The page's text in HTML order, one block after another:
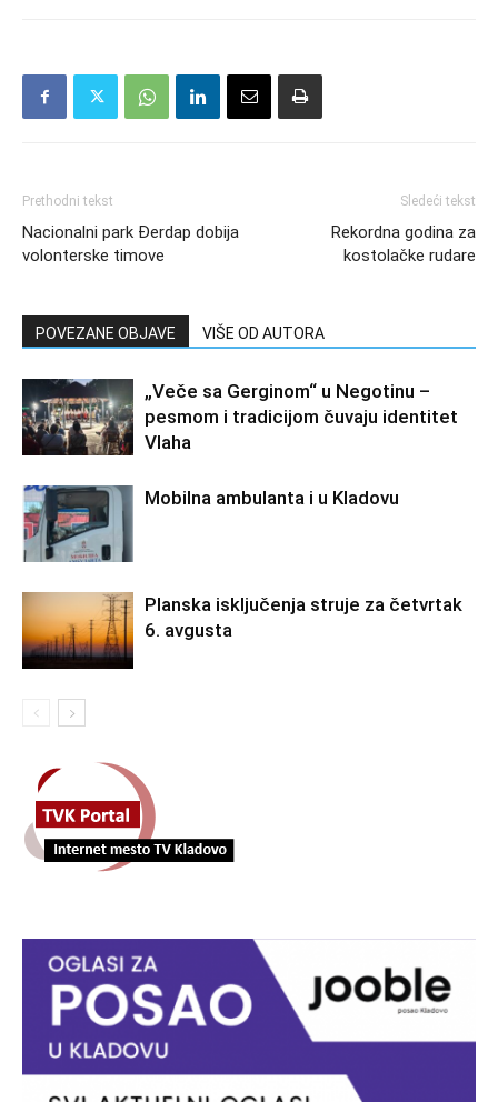
Prethodni tekst
Nacionalni park Đerdap dobija
volonterske timove
Sledeći tekst
Rekordna godina za
kostolačke rudare
POVEZANE OBJAVE VIŠE OD AUTORA
„Veče sa Gerginom“ u Negotinu –
pesmom i tradicijom čuvaju identitet
Vlaha
Mobilna ambulanta i u Kladovu
Planska isključenja struje za četvrtak
6. avgusta